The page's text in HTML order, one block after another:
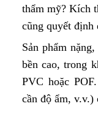
thẩm mỹ? Kích
cũng quyết định
Sản phẩm
bền cao, trong
PVC hoặc
cần độ ẩm, v.v.)